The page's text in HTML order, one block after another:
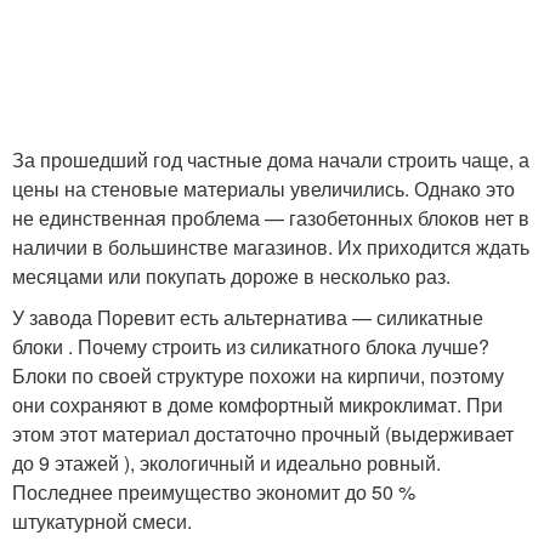
За прошедший год частные дома начали строить чаще, а
цены на стеновые материалы увеличились. Однако это
не единственная проблема — газобетонных блоков нет в
наличии в большинстве магазинов. Их приходится ждать
месяцами или покупать дороже в несколько раз.
У завода Поревит есть альтернатива — силикатные
блоки . Почему строить из силикатного блока лучше?
Блоки по своей структуре похожи на кирпичи, поэтому
они сохраняют в доме комфортный микроклимат. При
этом этот материал достаточно прочный (выдерживает
до 9 этажей ), экологичный и идеально ровный.
Последнее преимущество экономит до 50 %
штукатурной смеси.